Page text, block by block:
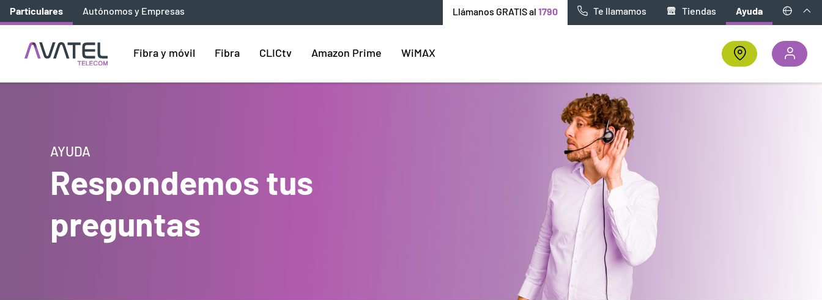
Particulares Autónomos y Empresas Llámanos GRATIS al 1790 Te llamamos Tiendas Ayuda
Fibra y móvil Fibra CLICtv Amazon Prime WiMAX
AYUDA
Respondemos tus
preguntas